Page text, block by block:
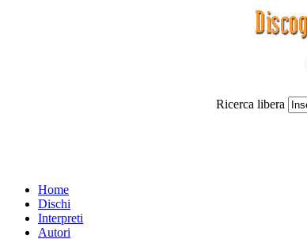
Ricerca libera
Home
Dischi
Interpreti
Autori